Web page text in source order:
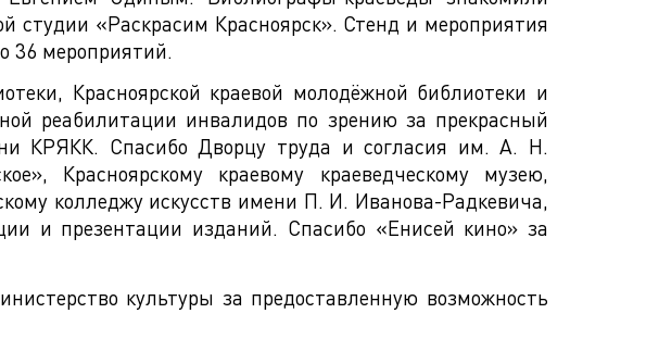
студии «Раскрасим Красноярск». Стенд и мероприятия
36 мероприятий.
Красноярской краевой молодёжной библиотеки и
реабилитации инвалидов по зрению за прекрасный
КРЯКК. Спасибо Дворцу труда и согласия им. А. Н.
Красноярскому краевому краеведческому музею,
колледжу искусств имени П. И. Иванова-Радкевича,
и презентации изданий. Спасибо «Енисей кино» за
культуры за предоставленную возможность